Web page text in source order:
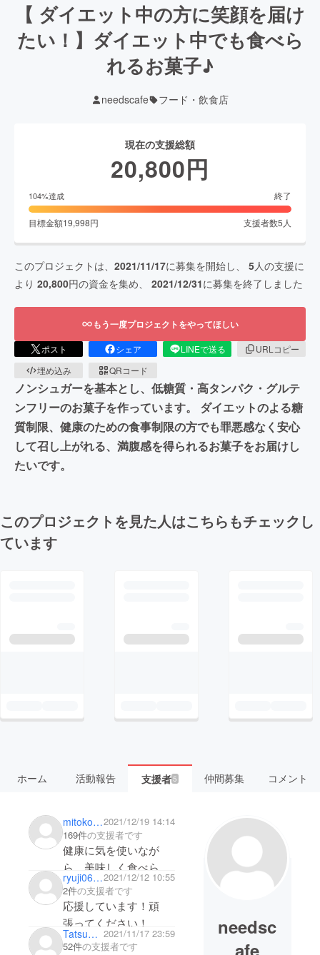
【 ダイエット中の方に笑顔を届け
たい！】ダイエット中でも食べら
れるお菓子♪
needscafe フード・飲食店
現在の支援総額
20,800円
104%達成 終了
目標金額19,998円 支援者数5 人
このプロジェクトは、 2021/11/17に募集を開始し、 5人の支援に
より 20,800円の資金を集め、 2021/12/31に募集を終了しました
もう一度プロジェクトをやってほしい
ポスト シェア LINEで送る
URLコピー
埋め込み
QRコード
ノンシュガーを基本とし、低糖質・高タンパク・グルテ
ンフリーのお菓子を作っています。 ダイエットのよる糖
質制限、健康のための食事制限の方でも罪悪感なく安心
して召し上がれる、満腹感を得られるお菓子をお届けし
たいです。
このプロジェクトを見た人はこちらもチェックし
ています
ホーム 活動報告 支援者5 仲間募集 コメント
mitokon1192021/12/19 14:14
169件の支援者です
健康に気を使いなが
ら、美味しく食べられ
るお菓子は素晴らしい
と思います♪
ぜひ、この思いと商品
が広がる手助けを、微
ryuji06242021/12/12 10:55
2件の支援者です
応援しています！頑
張ってください！
Tatsu_14 2021/11/17 23:59
52件の支援者です
needsc
afe